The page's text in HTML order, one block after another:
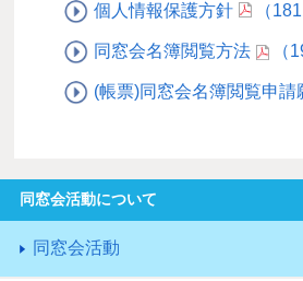
個人情報保護方針 （
同窓会名簿閲覧方法 （
(帳票)同窓会名簿閲覧申請
同窓会活動について
同窓会活動